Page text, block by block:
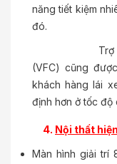
năng tiết kiệm
đó.
Trợ lực lái
(VFC) cũng
khách hàng lái
định hơn ở tốc độ
4. Nội thất
Màn hình giải trí